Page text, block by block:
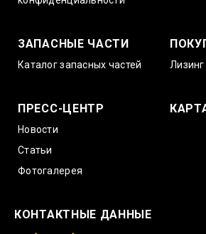
ЗАПАСНЫЕ ЧАСТИ
Каталог запасных частей
ПРЕСС-ЦЕНТР
Новости
Статьи
Фотогалерея
КОНТАКТНЫЕ ДАННЫЕ